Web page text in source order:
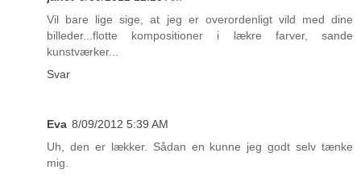
Vil bare lige sige, at jeg er overordenligt vild med dine
billeder...flotte kompositioner i lækre farver, sande
kunstværker...
Svar
Eva 8/09/2012 5:39 AM
Uh, den er lækker. Sådan en kunne jeg godt selv tænke
mig.